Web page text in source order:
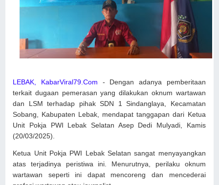
LEBAK, KabarViral79.Com - Dengan adanya pemberitaan
terkait dugaan pemerasan yang dilakukan oknum wartawan
dan LSM terhadap pihak SDN 1 Sindanglaya, Kecamatan
Sobang, Kabupaten Lebak, mendapat tanggapan dari Ketua
Unit Pokja PWI Lebak Selatan Asep Dedi Mulyadi, Kamis
(20/03/2025).
Ketua Unit Pokja PWI Lebak Selatan sangat menyayangkan
atas terjadinya peristiwa ini. Menurutnya, perilaku oknum
wartawan seperti ini dapat mencoreng dan mencederai